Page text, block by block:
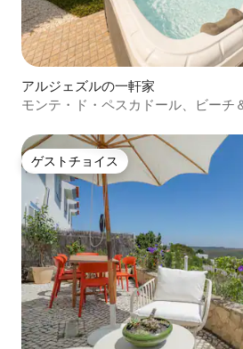
アルジェズルの一軒家
モンテ・ド・ペスカドール、ビーチ
ゲストチョイス
ゲストチョイス